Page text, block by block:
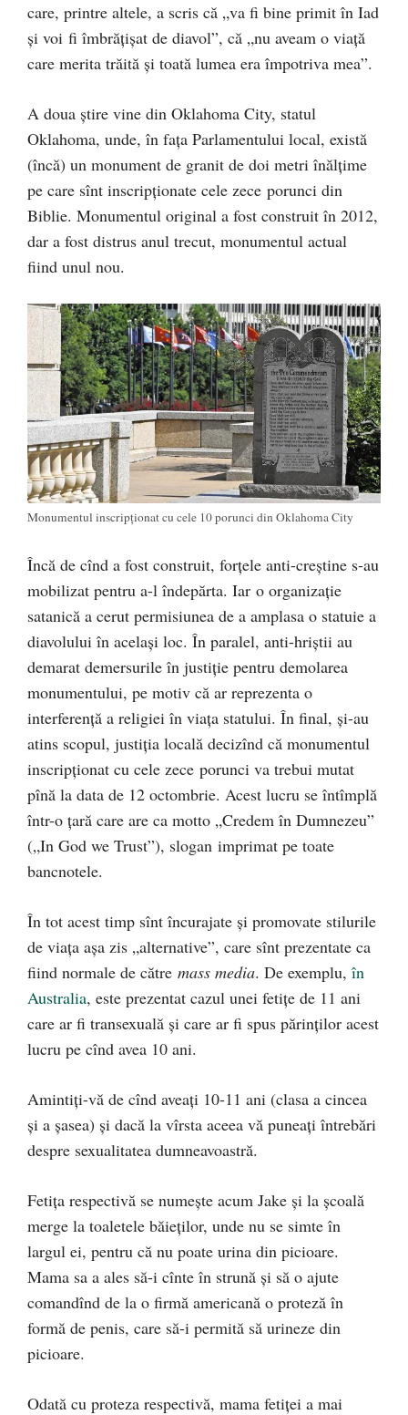
care, printre altele, a scris că „va fi bine primit în Iad
și voi fi îmbrățișat de diavol”, că „nu aveam o viață
care merita trăită și toată lumea era împotriva mea”.
A doua știre vine din Oklahoma City, statul
Oklahoma, unde, în fața Parlamentului local, există
(încă) un monument de granit de doi metri înălțime
pe care sînt inscripționate cele zece porunci din
Biblie. Monumentul original a fost construit în 2012,
dar a fost distrus anul trecut, monumentul actual
fiind unul nou.
Monumentul inscripționat cu cele 10 porunci din Oklahoma City
Încă de cînd a fost construit, forțele anti-creștine s-au
mobilizat pentru a-l îndepărta. Iar o organizație
satanică a cerut permisiunea de a amplasa o statuie a
diavolului în același loc. În paralel, anti-hriştii au
demarat demersurile în justiție pentru demolarea
monumentului, pe motiv că ar reprezenta o
interferenţă a religiei în viața statului. În final, și-au
atins scopul, justiția locală decizînd că monumentul
inscripționat cu cele zece porunci va trebui mutat
pînă la data de 12 octombrie. Acest lucru se întîmplă
într-o țară care are ca motto „Credem în Dumnezeu”
(„In God we Trust”), slogan imprimat pe toate
bancnotele.
În tot acest timp sînt încurajate și promovate stilurile
de viața așa zis „alternative”, care sînt prezentate ca
fiind normale de către mass media. De exemplu, în
Australia, este prezentat cazul unei fetițe de 11 ani
care ar fi transexuală și care ar fi spus părinților acest
lucru pe cînd avea 10 ani.
Amintiți-vă de cînd aveați 10-11 ani (clasa a cincea
și a șasea) și dacă la vîrsta aceea vă puneați întrebări
despre sexualitatea dumneavoastră.
Fetița respectivă se numește acum Jake și la școală
merge la toaletele băieților, unde nu se simte în
largul ei, pentru că nu poate urina din picioare.
Mama sa a ales să-i cînte în strună și să o ajute
comandînd de la o firmă americană o proteză în
formă de penis, care să-i permită să urineze din
picioare.
Odată cu proteza respectivă, mama fetiței a mai